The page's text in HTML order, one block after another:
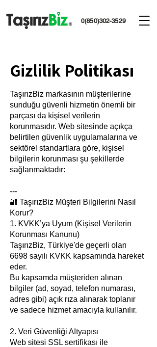
0(850)302-3529
TaşırızBiz markasının müşterilerine
sunduğu güvenli hizmetin önemli bir
parçası da kişisel verilerin
korunmasıdır. Web sitesinde açıkça
belirtilen güvenlik uygulamalarına ve
sektörel standartlara göre, kişisel
bilgilerin korunması şu şekillerde
sağlanmaktadır:
---
🔐 TaşırızBiz Müşteri Bilgilerini Nasıl
Korur?
1. KVKK’ya Uyum (Kişisel Verilerin
Korunması Kanunu)
TaşırızBiz, Türkiye'de geçerli olan
6698 sayılı KVKK kapsamında hareket
eder.
Bu kapsamda müşteriden alınan
bilgiler (ad, soyad, telefon numarası,
adres gibi) açık rıza alınarak toplanır
ve sadece hizmet amacıyla kullanılır.
2. Veri Güvenliği Altyapısı
Web sitesi SSL sertifikası ile
Gizlilik Politikası